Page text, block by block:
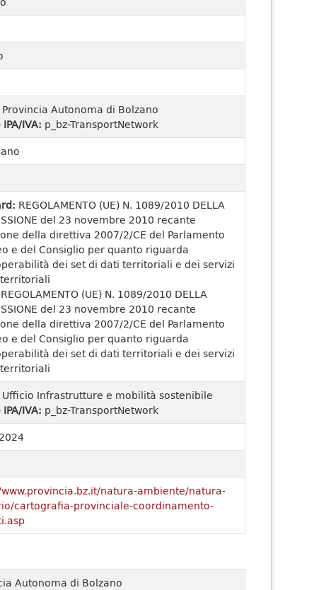
Provincia Autonoma di Bolzano
IVA: p_bz-TransportNetwork
REGOLAMENTO (UE) N. 1089/2010 DELLA
del 23 novembre 2010 recante
della direttiva 2007/2/CE del Parlamento
e del Consiglio per quanto riguarda
dei set di dati territoriali e dei servizi
REGOLAMENTO (UE) N. 1089/2010 DELLA
del 23 novembre 2010 recante
della direttiva 2007/2/CE del Parlamento
e del Consiglio per quanto riguarda
dei set di dati territoriali e dei servizi
Ufficio Infrastrutture e mobilità sostenibile
IVA: p_bz-TransportNetwork
natura-ambiente/natura-
cartografia-provinciale-coordinamento-
Autonoma di Bolzano